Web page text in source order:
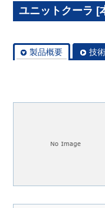
ユニットクーラ [
製品概要 技